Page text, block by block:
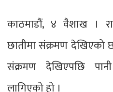
काठमाडौं, ४ वैशाख ।
छातीमा संक्रमण देखिएको
संक्रमण देखिएपछि